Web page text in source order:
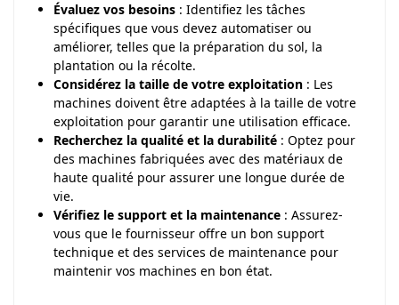
Évaluez vos besoins : Identifiez les tâches
spécifiques que vous devez automatiser ou
améliorer, telles que la préparation du sol, la
plantation ou la récolte.
Considérez la taille de votre exploitation : Les
machines doivent être adaptées à la taille de votre
exploitation pour garantir une utilisation efficace.
Recherchez la qualité et la durabilité : Optez pour
des machines fabriquées avec des matériaux de
haute qualité pour assurer une longue durée de
vie.
Vérifiez le support et la maintenance : Assurez-
vous que le fournisseur offre un bon support
technique et des services de maintenance pour
maintenir vos machines en bon état.